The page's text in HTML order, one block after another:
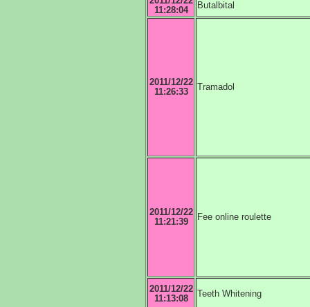
11:28:04
Butalbital
2011/12/22
11:26:33
Tramadol
2011/12/22
11:21:39
Fee online roulette
2011/12/22
11:13:08
Teeth Whitening